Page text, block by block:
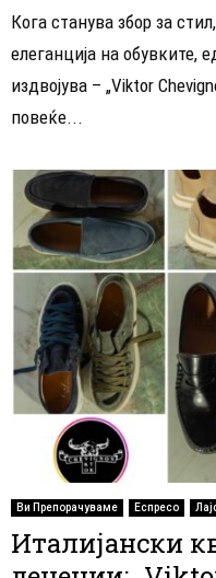
Кога станува збор за
елеганција на обувките,
издвојува – „Viktor
повеќе...
Ви Препорачуваме Еспресо
Италијански